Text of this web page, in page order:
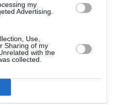
my
Advertising.
Use,
Sharing of my
with the
collected.
Άρθρα